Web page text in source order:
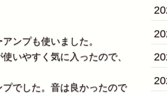
ンプも使いました。
いやすく気に入ったので、
でした。音は良かったので